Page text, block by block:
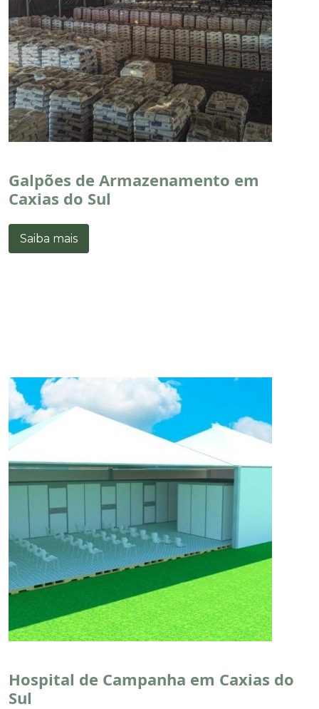
Galpões de Armazenamento em
Caxias do Sul
Saiba mais
Hospital de Campanha em Caxias do
Sul